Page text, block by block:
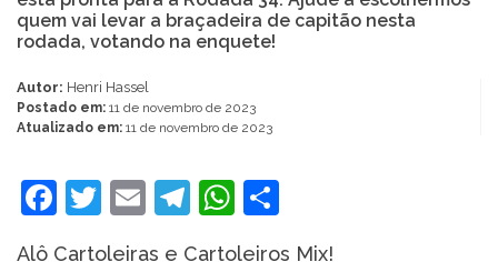
quem vai levar a braçadeira de capitão nesta
rodada, votando na enquete!
Autor: Henri Hassel
Postado em: 11 de novembro de 2023
Atualizado em: 11 de novembro de 2023
Facebook
Twitter
EmailTelegram
WhatsApp
Alô Cartoleiras e Cartoleiros Mix!